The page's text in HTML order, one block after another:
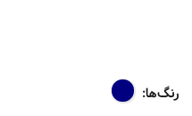
رنگ‌ها: